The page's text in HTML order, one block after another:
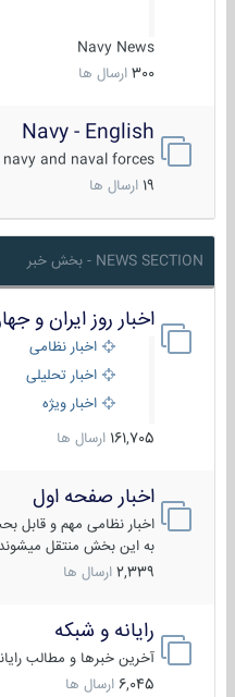
Navy News
300 ارسال ها
Navy - English
navy and naval forces!
ارسال ها
NEWS SECTION - بخش خبر
اخبار روز ایران و جهان
اخبار نظامی
اخبار تحلیلی
اخبار ویژه
161,705 ارسال ها
اخبار صفحه اول
اخبار نظامی مهم و قابل بحث
به این بخش منتقل میشوند.
2,339 ارسال ها
رایانه و شبکه
آخرین خبرها و مطالب رایانه
6,045 ارسال ها